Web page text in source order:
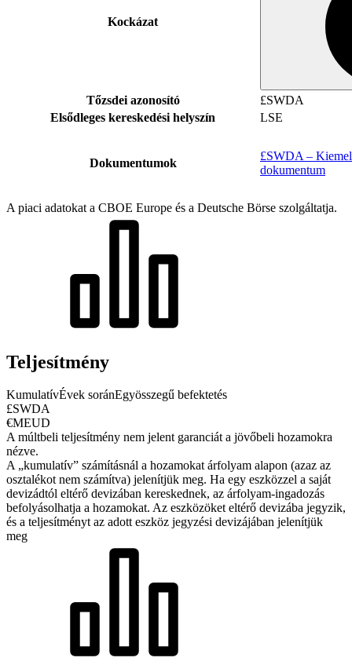
Kockázat
Tőzsdei azonosító
£SWDA
Elsődleges kereskedési helyszín
LSE
Dokumentumok
£SWDA –
dokumentum
A piaci adatokat a CBOE Europe és a Deutsche Börse szolgáltatja.
Teljesítmény
KumulatívÉvek soránEgyösszegű befektetés
£SWDA
€MEUD
A múltbeli teljesítmény nem jelent garanciát a jövőbeli hozamokra
nézve.
A „kumulatív” számításnál a hozamokat árfolyam alapon (azaz az
osztalékot nem számítva) jelenítjük meg. Ha egy eszközzel a saját
devizádtól eltérő devizában kereskednek, az árfolyam-ingadozás
befolyásolhatja a hozamokat. Az eszközöket eltérő devizába jegyzik,
és a teljesítményt az adott eszköz jegyzési devizájában jelenítjük
meg